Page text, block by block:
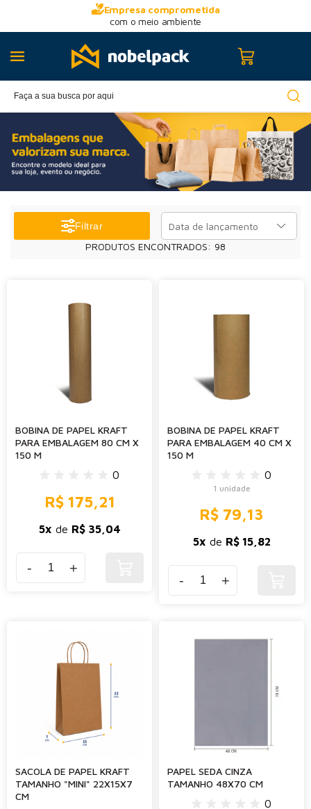
Empresa comprometida
com o meio ambiente
PRODUTOS ENCONTRADOS: 98
Data de lançamento
Filtrar
BOBINA DE PAPEL KRAFT
PARA EMBALAGEM 80 CM X
150 M
0
R$ 175,21
5x de R$ 35,04
- +
BOBINA DE PAPEL KRAFT
PARA EMBALAGEM 40 CM X
150 M
0
1 unidade
R$ 79,13
5x de R$ 15,82
- +
SACOLA DE PAPEL KRAFT
TAMANHO "MINI" 22X15X7
CM
PAPEL SEDA CINZA
TAMANHO 48X70 CM
0